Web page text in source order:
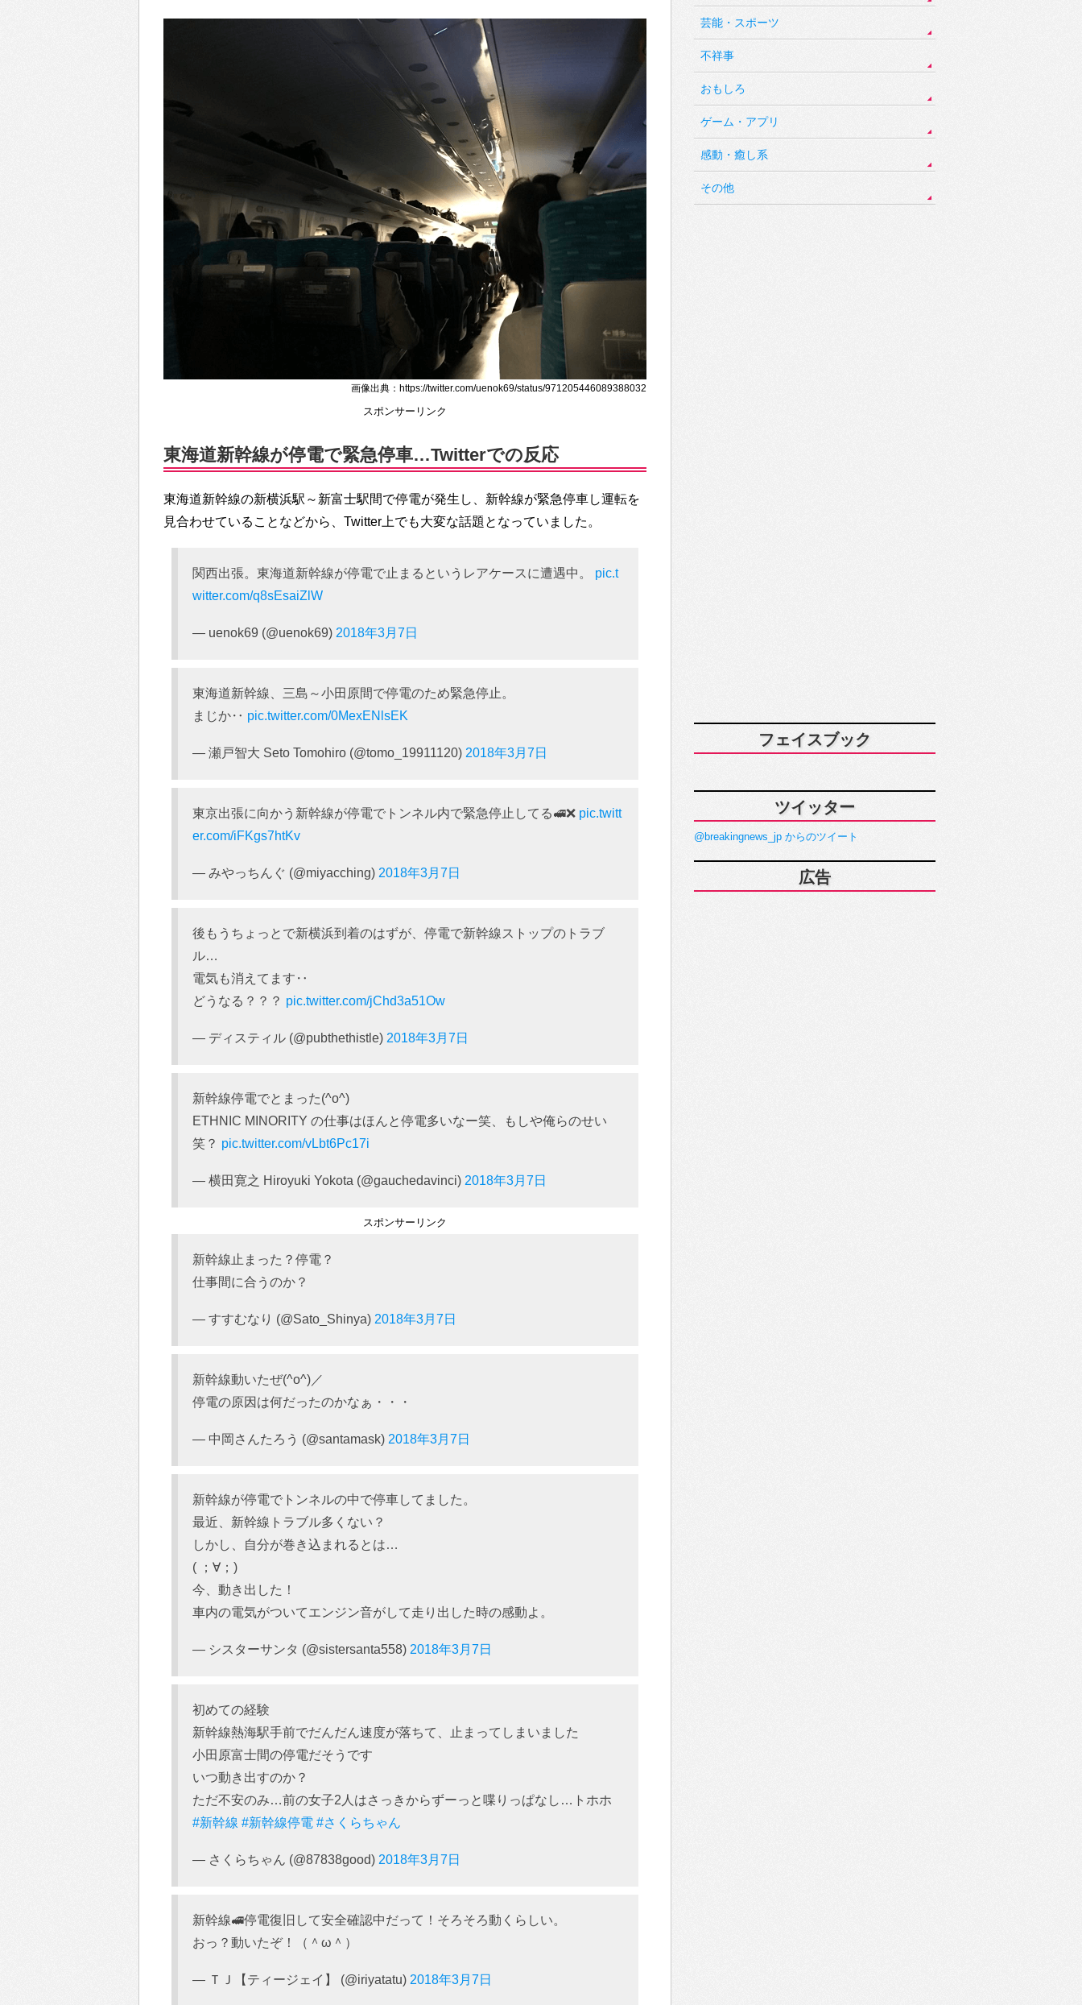
画像出典：https://twitter.com/uenok69/status/971205446089388032
スポンサーリンク
東海道新幹線が停電で緊急停車…Twitterでの反応
東海道新幹線の新横浜駅～新富士駅間で停電が発生し、新幹線が緊急停車し運転を
見合わせていることなどから、Twitter上でも大変な話題となっていました。
関西出張。東海道新幹線が停電で止まるというレアケースに遭遇中。 pic.t
witter.com/q8sEsaiZlW
— uenok69 (@uenok69) 2018年3月7日
東海道新幹線、三島～小田原間で停電のため緊急停止。
まじか‥ pic.twitter.com/0MexENlsEK
— 瀬戸智大 Seto Tomohiro (@tomo_19911120) 2018年3月7日
東京出張に向かう新幹線が停電でトンネル内で緊急停止してる🚅❌ pic.twitt
er.com/iFKgs7htKv
— みやっちんぐ (@miyacching) 2018年3月7日
後もうちょっとで新横浜到着のはずが、停電で新幹線ストップのトラブ
ル…
電気も消えてます‥
どうなる？？？ pic.twitter.com/jChd3a51Ow
— ディスティル (@pubthethistle) 2018年3月7日
新幹線停電でとまった(^o^)
ETHNIC MINORITY の仕事はほんと停電多いなー笑、もしや俺らのせい
笑？ pic.twitter.com/vLbt6Pc17i
— 横田寛之 Hiroyuki Yokota (@gauchedavinci) 2018年3月7日
スポンサーリンク
新幹線止まった？停電？
仕事間に合うのか？
— すすむなり (@Sato_Shinya) 2018年3月7日
新幹線動いたぜ(^o^)／
停電の原因は何だったのかなぁ・・・
— 中岡さんたろう (@santamask) 2018年3月7日
新幹線が停電でトンネルの中で停車してました。
最近、新幹線トラブル多くない？
しかし、自分が巻き込まれるとは…
( ；∀；)
今、動き出した！
車内の電気がついてエンジン音がして走り出した時の感動よ。
— シスターサンタ (@sistersanta558) 2018年3月7日
初めての経験
新幹線熱海駅手前でだんだん速度が落ちて、止まってしまいました
小田原富士間の停電だそうです
いつ動き出すのか？
ただ不安のみ…前の女子2人はさっきからずーっと喋りっぱなし…トホホ
#新幹線 #新幹線停電 #さくらちゃん
— さくらちゃん (@87838good) 2018年3月7日
新幹線🚅停電復旧して安全確認中だって！そろそろ動くらしい。
おっ？動いたぞ！（＾ω＾）
— ＴＪ【ティージェイ】 (@iriyatatu) 2018年3月7日
芸能・スポーツ
不祥事
おもしろ
ゲーム・アプリ
感動・癒し系
その他
フェイスブック
ツイッター
@breakingnews_jp からのツイート
広告